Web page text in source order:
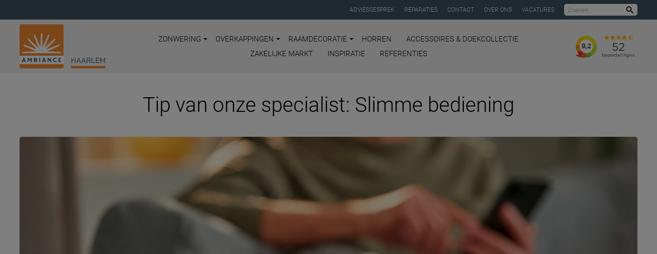
ADVIESGESPREK REPARATIES CONTACT OVER ONS VACATURES
HAARLEM
ZONWERING OVERKAPPINGEN RAAMDECORATIE HORREN
ACCESSOIRES & DOEKCOLLECTIE
ZAKELIJKE MARKT
INSPIRATIE REFERENTIES
Tip van onze specialist: Slimme bediening